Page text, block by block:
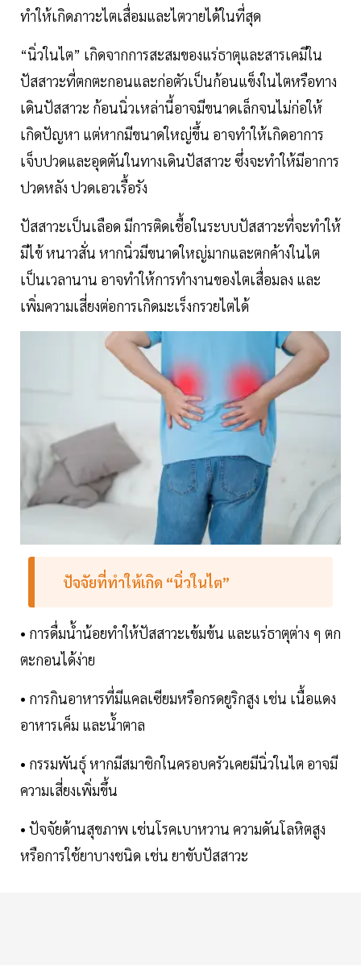
ทำให้เกิดภาวะไตเสื่อมและไตวายได้ในที่สุด
“นิ่วในไต” เกิดจากการสะสมของแร่ธาตุและสารเคมีใน
ปัสสาวะที่ตกตะกอนและก่อตัวเป็นก้อนแข็งในไตหรือทาง
เดินปัสสาวะ ก้อนนิ่วเหล่านี้อาจมีขนาดเล็กจนไม่ก่อให้
เกิดปัญหา แต่หากมีขนาดใหญ่ขึ้น อาจทำให้เกิดอาการ
เจ็บปวดและอุดตันในทางเดินปัสสาวะ ซึ่งจะทำให้มีอาการ
ปวดหลัง ปวดเอวเรื้อรัง
ปัสสาวะเป็นเลือด มีการติดเชื้อในระบบปัสสาวะที่จะทำให้
มีไข้ หนาวสั่น หากนิ่วมีขนาดใหญ่มากและตกค้างในไต
เป็นเวลานาน อาจทำให้การทำงานของไตเสื่อมลง และ
เพิ่มความเสี่ยงต่อการเกิดมะเร็งกรวยไตได้
ปัจจัยที่ทำให้เกิด “นิ่วในไต”
• การดื่มน้ำน้อยทำให้ปัสสาวะเข้มข้น และแร่ธาตุต่าง ๆ ตก
ตะกอนได้ง่าย
• การกินอาหารที่มีแคลเซียมหรือกรดยูริกสูง เช่น เนื้อแดง
อาหารเค็ม และน้ำตาล
• กรรมพันธุ์ หากมีสมาชิกในครอบครัวเคยมีนิ่วในไต อาจมี
ความเสี่ยงเพิ่มขึ้น
• ปัจจัยด้านสุขภาพ เช่นโรคเบาหวาน ความดันโลหิตสูง
หรือการใช้ยาบางชนิด เช่น ยาขับปัสสาวะ